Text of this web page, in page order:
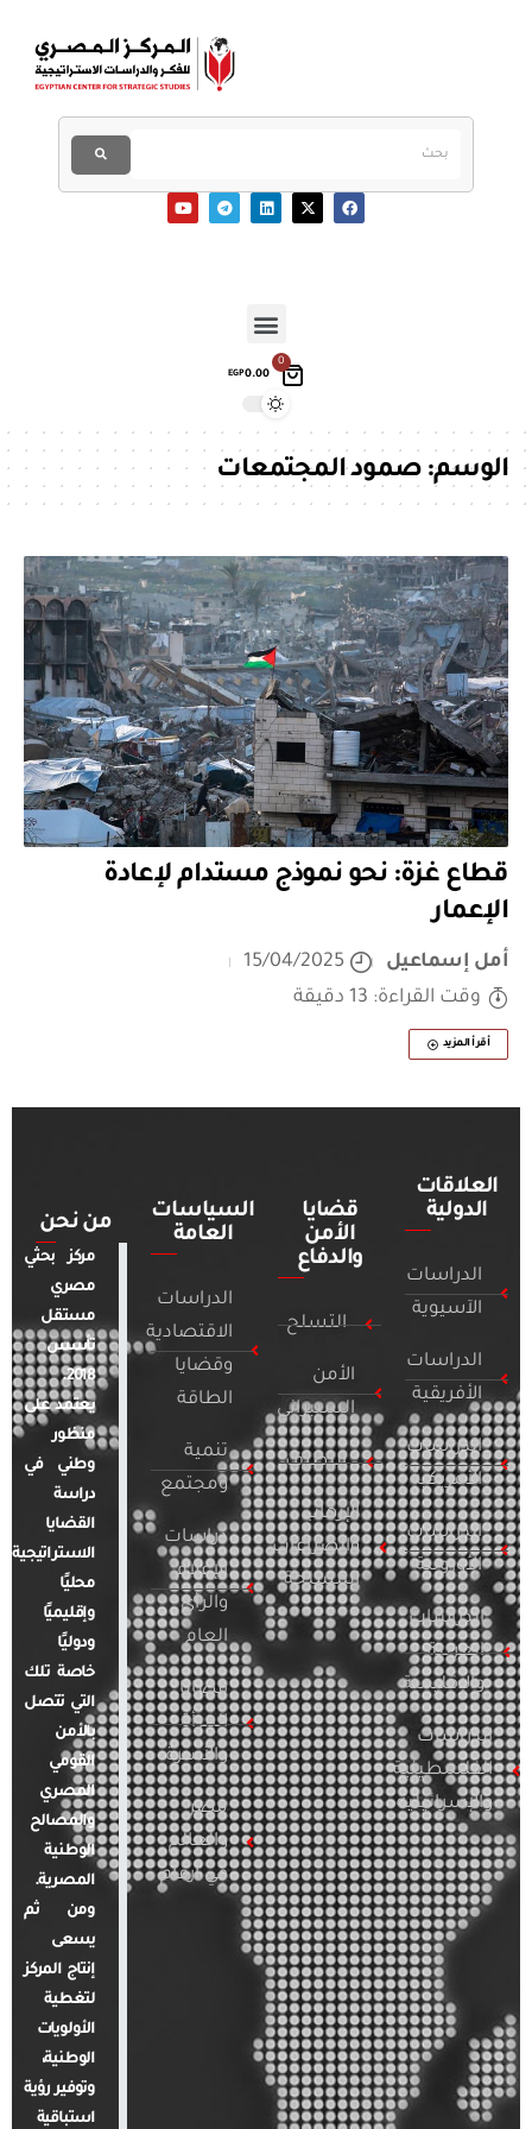
0
EGP0.00
الوسم:صمود المجتمعات
قطاع غزة: نحو نموذج مستدام لإعادة
الإعمار
أمل إسماعيل
15/04/2025
وقت القراءة: 13 دقيقة
أقرأ المزيد
العلاقات
الدولية
الدراسات
الآسيوية
الدراسات
الأفريقية
الدراسات
الأمريكية
الدراسات
الأوروبية
الدراسات
العربية
والإقليمية
الدراسات
الفلسطينية
والإسرائيلية
قضايا
الأمن
والدفاع
التسلح
الأمن
السيبراني
التطرف
الإرهاب
والصراعات
المسلحة
السياسات
العامة
الدراسات
الاقتصادية
وقضايا
الطاقة
تنمية
ومجتمع
دراسات
الإعلام
والرأي
العام
قضايا
المرأة
والأسرة
مصر
والعالم
في أرقام
من نحن
مركز بحثي
مصري
مستقل
تأسس
2018.
يعتمد على
منظور
وطني في
دراسة
القضايا
الاستراتيجية
محليًا
وإقليميًا
ودوليًا
خاصة تلك
التي تتصل
بالأمن
القومي
المصري
والمصالح
الوطنية
المصرية.
ومن ثم
يسعى
إنتاج المركز
لتغطية
الأولويات
الوطنية،
وتوفير رؤية
استباقية